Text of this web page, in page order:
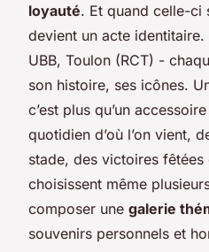
loyauté. Et quand celle-ci
devient un acte
UBB, Toulon (RCT) -
son histoire, ses icônes.
c’est plus qu’un
quotidien d’où l’on vient,
stade, des victoires fêtées
choisissent même
composer une galerie
souvenirs personnels et